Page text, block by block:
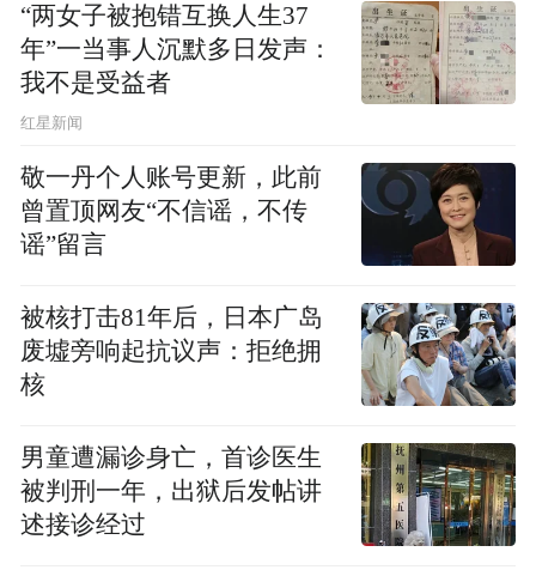
3. 凤凰网佛教首页
4. 凤凰新闻客户端
5. 微博“华人佛教”
6. 微信公众号“觉悟号”
7. 头条号“华人佛教”
8. 复制以下链接到浏览器地址栏:
https://flive.ifeng.com/live/1001437.html
“特别声明：以上作品内容(包括在内的视频、图片或音
频)为凤凰网旗下自媒体平台“大风号”用户上传并发
“两女子被抱错互换人生37
年”一当事人沉默多日发声：
我不是受益者
红星新闻
敬一丹个人账号更新，此前
曾置顶网友“不信谣，不传
谣”留言
被核打击81年后，日本广岛
废墟旁响起抗议声：拒绝拥
核
男童遭漏诊身亡，首诊医生
被判刑一年，出狱后发帖讲
述接诊经过